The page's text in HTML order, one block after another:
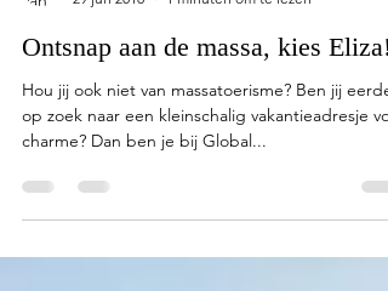
29 jun 2018
1 minuten om te lezen
Ontsnap aan de massa, kies Eliza!
Hou jij ook niet van massatoerisme? Ben jij eerder
charme? Dan ben je bij Global...